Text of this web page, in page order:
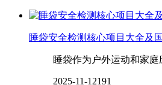
睡袋安全检测核心项目大全及
睡袋作为户外运动和家庭
2025-11-12191